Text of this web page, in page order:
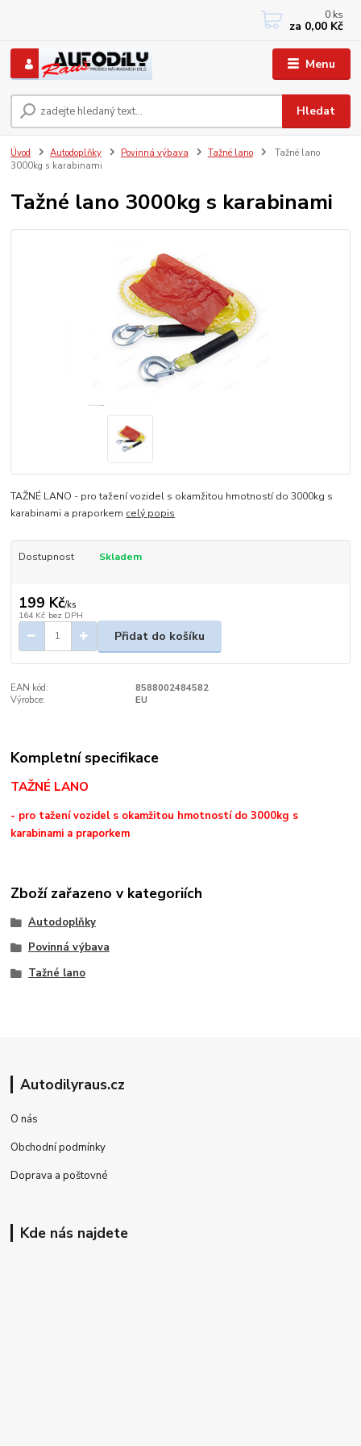
Menu
Hledat
+420 733767377
PO-PÁ: 8 - 12, 13 - 17
0 ks
za 0,00 Kč
Úvod Autodoplňky Povinná výbava Tažné lano
Tažné lano
3000kg s karabinami
Tažné lano 3000kg s karabinami
TAŽNÉ LANO - pro tažení vozidel s okamžitou hmotností do 3000kg s
karabinami a praporkem celý popis
Dostupnost Skladem
199 Kč/ks
164 Kč bez DPH
Přidat do košíku
EAN kód:
8588002484582
Výrobce:
EU
Kompletní specifikace
TAŽNÉ LANO
- pro tažení vozidel s okamžitou hmotností do 3000kg s
karabinami a praporkem
Zboží zařazeno v kategoriích
Autodoplňky
Povinná výbava
Tažné lano
Autodilyraus.cz
O nás
Obchodní podmínky
Doprava a poštovné
Kde nás najdete